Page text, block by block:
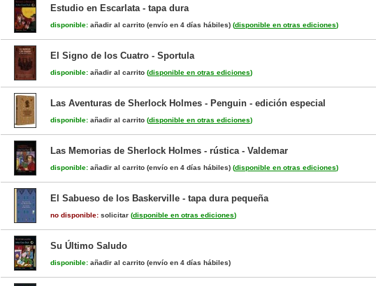
Estudio en Escarlata - tapa dura
disponible: añadir al carrito (envío en 4 días hábiles) (disponible en otras ediciones)
El Signo de los Cuatro - Sportula
disponible: añadir al carrito (disponible en otras ediciones)
Las Aventuras de Sherlock Holmes - Penguin - edición especial
disponible: añadir al carrito (disponible en otras ediciones)
Las Memorias de Sherlock Holmes - rústica - Valdemar
disponible: añadir al carrito (envío en 4 días hábiles) (disponible en otras ediciones)
El Sabueso de los Baskerville - tapa dura pequeña
no disponible: solicitar (disponible en otras ediciones)
Su Último Saludo
disponible: añadir al carrito (envío en 4 días hábiles)